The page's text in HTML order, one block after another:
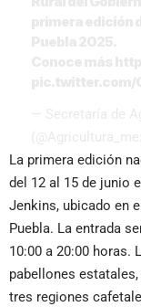
La primera edición
del 12 al 15 de junio
Jenkins, ubicado en
Puebla. La entrada
10:00 a 20:00 horas.
pabellones
tres regiones